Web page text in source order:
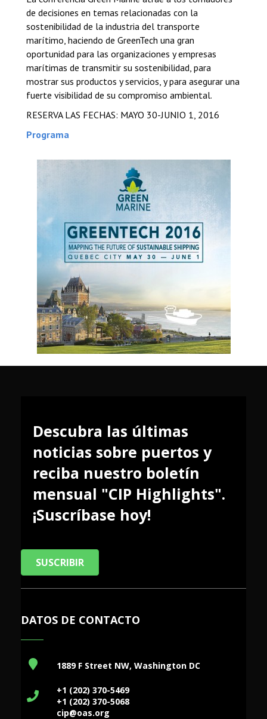
de decisiones en temas relacionadas con la
sostenibilidad de la industria del transporte
marítimo, haciendo de GreenTech una gran
oportunidad para las organizaciones y empresas
marítimas de transmitir su sostenibilidad, para
mostrar sus productos y servicios, y para asegurar una
fuerte visibilidad de su compromiso ambiental.
RESERVA LAS FECHAS: MAYO 30-JUNIO 1, 2016
Programa
Descubra las últimas
noticias sobre puertos y
reciba nuestro boletín
mensual "CIP Highlights".
¡Suscríbase hoy!
SUSCRIBIR
DATOS DE CONTACTO
1889 F Street NW, Washington DC
+1 (202) 370-5469
+1 (202) 370-5068
cip@oas.org